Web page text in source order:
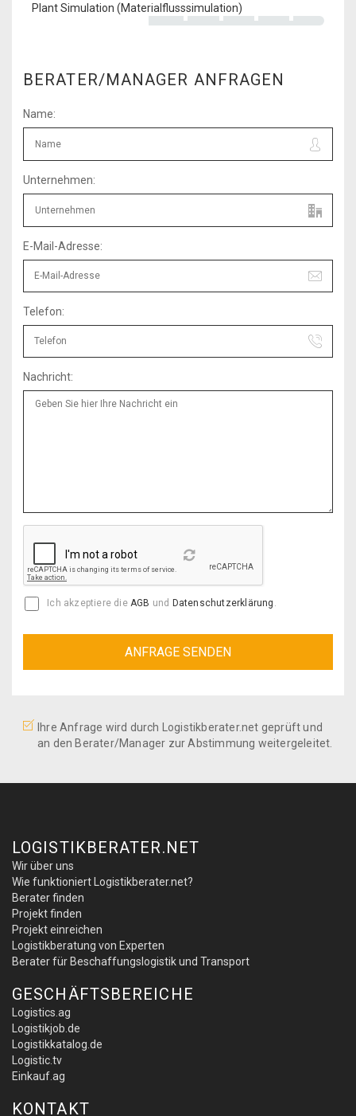
Plant Simulation (Materialflusssimulation)
BERATER/MANAGER ANFRAGEN
Name:
Unternehmen:
E-Mail-Adresse:
Telefon:
Nachricht:
Reload
Ich akzeptiere die AGB und Datenschutzerklärung .
Ihre Anfrage wird durch Logistikberater.net geprüft und
an den Berater/Manager zur Abstimmung weitergeleitet.
LOGISTIKBERATER.NET
Wir über uns
Wie funktioniert Logistikberater.net?
Berater finden
Projekt finden
Projekt einreichen
Logistikberatung von Experten
Berater für Beschaffungslogistik und Transport
GESCHÄFTSBEREICHE
Logistics.ag
Logistikjob.de
Logistikkatalog.de
Logistic.tv
Einkauf.ag
KONTAKT